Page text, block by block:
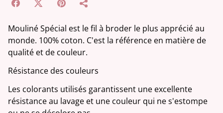
Mouliné Spécial est le fil à broder le plus apprécié au
monde. 100% coton. C'est la référence en matière de
qualité et de couleur.
Résistance des couleurs
Les colorants utilisés garantissent une excellente
résistance au lavage et une couleur qui ne s'estompe